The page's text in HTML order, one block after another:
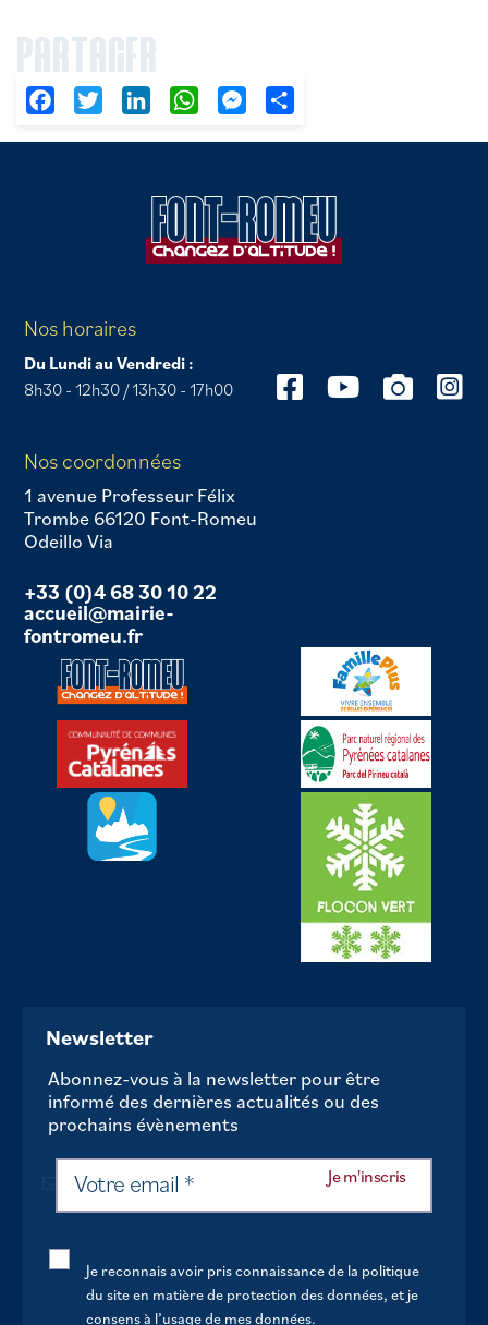
PARTAGER
FacebookTwitter LinkedIn WhatsAppMessenger
Nos horaires
Du Lundi au Vendredi :
8h30 - 12h30 / 13h30 - 17h00
Nos coordonnées
1 avenue Professeur Félix
Trombe 66120 Font-Romeu
Odeillo Via
+33 (0)4 68 30 10 22
accueil@mairie-
fontromeu.fr
Newsletter
Abonnez-vous à la newsletter pour être
informé des dernières actualités ou des
prochains évènements
Je reconnais avoir pris connaissance de la politique
du site en matière de protection des données, et je
consens à l’usage de mes données.